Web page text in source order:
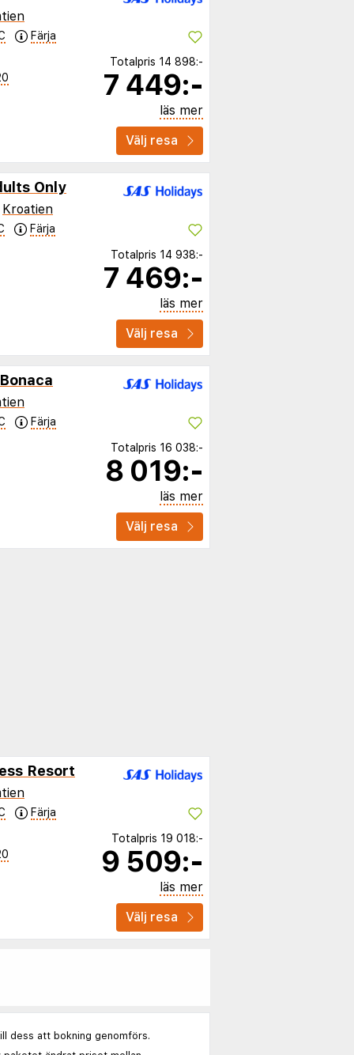
Färja
Totalpris 14 898:-
7 449:-
läs mer
Välj resa
Only
Kroatien
Färja
Totalpris 14 938:-
7 469:-
läs mer
Välj resa
Färja
Totalpris 16 038:-
8 019:-
läs mer
Välj resa
Resort
Färja
Totalpris 19 018:-
9 509:-
läs mer
Välj resa
dess att bokning genomförs.